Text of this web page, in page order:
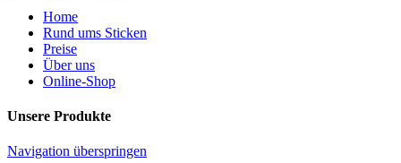
Home
Rund ums Sticken
Preise
Über uns
Online-Shop
Unsere Produkte
Navigation überspringen